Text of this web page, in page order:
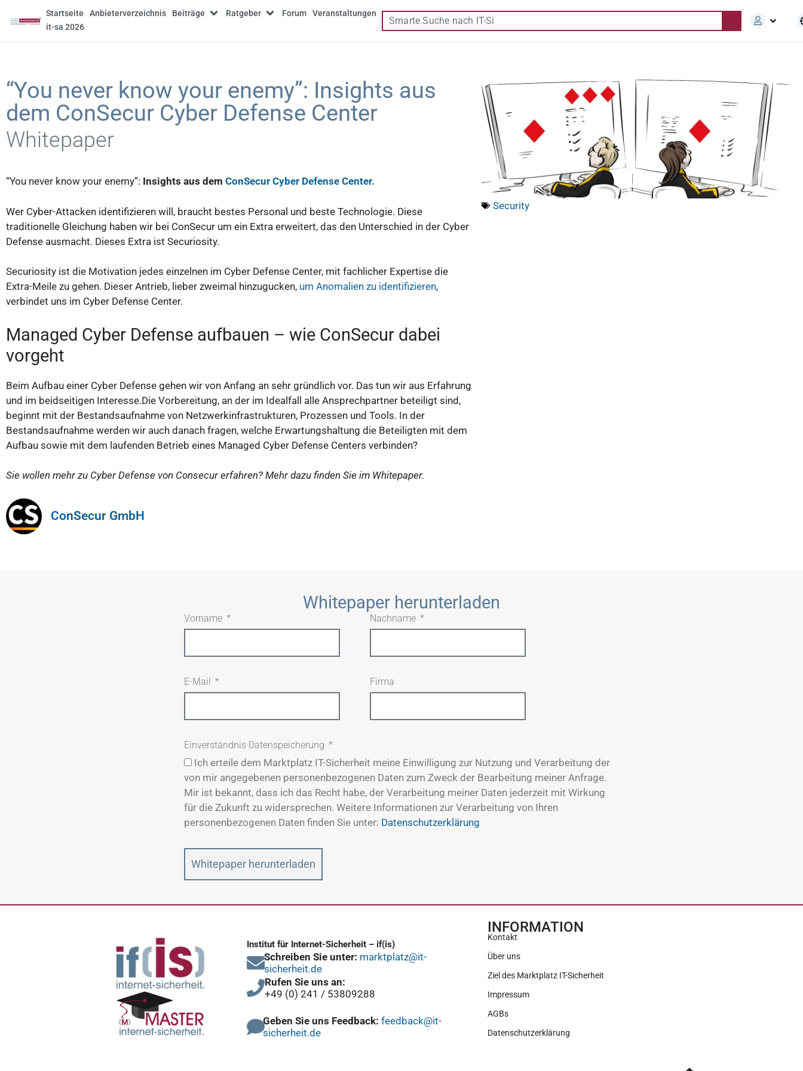
Startseite Anbieterverzeichnis Beiträge Ratgeber Forum
Veranstaltungen
it-sa 2026
“You never know your enemy”: Insights aus
dem ConSecur Cyber Defense Center
Whitepaper
“You never know your enemy”: Insights aus dem ConSecur Cyber Defense Center.
Wer Cyber-Attacken identifizieren will, braucht bestes Personal und beste Technologie. Diese
traditionelle Gleichung haben wir bei ConSecur um ein Extra erweitert, das den Unterschied in der Cyber
Defense ausmacht. Dieses Extra ist Securiosity.
Securiosity ist die Motivation jedes einzelnen im Cyber Defense Center, mit fachlicher Expertise die
Extra-Meile zu gehen. Dieser Antrieb, lieber zweimal hinzugucken, um Anomalien zu identifizieren,
verbindet uns im Cyber Defense Center.
Managed Cyber Defense aufbauen – wie ConSecur dabei
vorgeht
Beim Aufbau einer Cyber Defense gehen wir von Anfang an sehr gründlich vor. Das tun wir aus Erfahrung
und im beidseitigen Interesse.Die Vorbereitung, an der im Idealfall alle Ansprechpartner beteiligt sind,
beginnt mit der Bestandsaufnahme von Netzwerkinfrastrukturen, Prozessen und Tools. In der
Bestandsaufnahme werden wir auch danach fragen, welche Erwartungshaltung die Beteiligten mit dem
Aufbau sowie mit dem laufenden Betrieb eines Managed Cyber Defense Centers verbinden?
Sie wollen mehr zu Cyber Defense von Consecur erfahren? Mehr dazu finden Sie im Whitepaper.
ConSecur GmbH
Security
Whitepaper herunterladen
Vorname Nachname
E-Mail Firma
Einverständnis Datenspeicherung
Ich erteile dem Marktplatz IT-Sicherheit meine Einwilligung zur Nutzung und Verarbeitung der
von mir angegebenen personenbezogenen Daten zum Zweck der Bearbeitung meiner Anfrage.
Mir ist bekannt, dass ich das Recht habe, der Verarbeitung meiner Daten jederzeit mit Wirkung
für die Zukunft zu widersprechen. Weitere Informationen zur Verarbeitung von Ihren
personenbezogenen Daten finden Sie unter: Datenschutzerklärung
Whitepaper herunterladen
Institut für Internet-Sicherheit – if(is)
Schreiben Sie unter: marktplatz@it-
sicherheit.de
Rufen Sie uns an:
+49 (0) 241 / 53809288
Geben Sie uns Feedback: feedback@it-
sicherheit.de
INFORMATION
Kontakt
Über uns
Ziel des Marktplatz IT-Sicherheit
Impressum
AGBs
Datenschutzerklärung